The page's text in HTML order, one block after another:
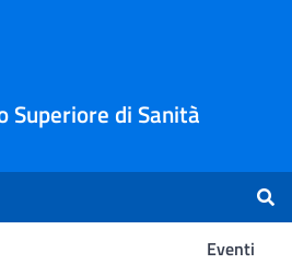
Superiore di Sanità
Eventi